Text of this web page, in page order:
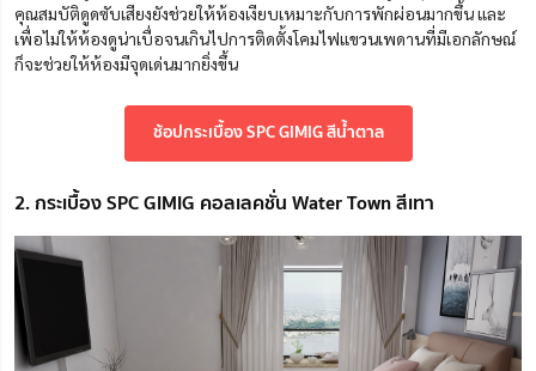
คุณสมบัติดูดซับเสียงยังช่วยให้ห้องเงียบเหมาะกับการพักผ่อนมากขึ้น และ
เพื่อไม่ให้ห้องดูน่าเบื่อจนเกินไปการติดตั้งโคมไฟแขวนเพดานที่มีเอกลักษณ์
ก็จะช่วยให้ห้องมีจุดเด่นมากยิ่งขึ้น
ช้อปกระเบื้อง SPC GIMIG สีน้ำตาล
2. กระเบื้อง SPC GIMIG คอลเลคชั่น Water Town สีเทา